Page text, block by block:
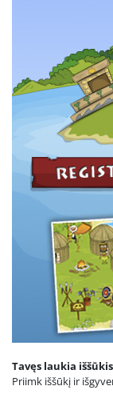
Tavęs laukia
Priimk iššūkį ir